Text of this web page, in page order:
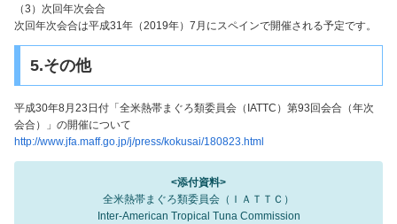
（3）次回年次会合
次回年次会合は平成31年（2019年）7月にスペインで開催される予定です。
5.その他
平成30年8月23日付「全米熱帯まぐろ類委員会（IATTC）第93回会合（年次
会合）」の開催について
http://www.jfa.maff.go.jp/j/press/kokusai/180823.html
<添付資料>
全米熱帯まぐろ類委員会（ＩＡＴＴＣ）
Inter-American Tropical Tuna Commission